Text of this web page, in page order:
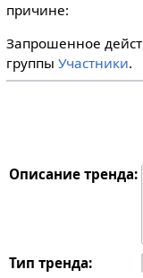
причине:
Запрошенное
группы Участники.
Описание тренда:
Тип тренда: